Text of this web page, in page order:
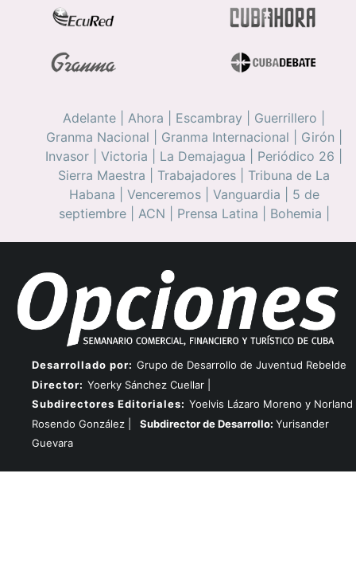
Adelante Ahora Escambray Guerrillero
Granma Nacional
Granma Internacional Girón
Invasor
Victoria La Demajagua Periódico 26
Sierra Maestra
Trabajadores
Tribuna de La
Habana
Venceremos| Vanguardia
5 de
septiembre| ACN Prensa Latina Bohemia
Desarrollado por: Grupo de Desarrollo de Juventud Rebelde
Director: Yoerky Sánchez Cuellar |
Subdirectores Editoriales: Yoelvis Lázaro Moreno y Norland
Rosendo González |
Subdirector de Desarrollo: Yurisander
Guevara